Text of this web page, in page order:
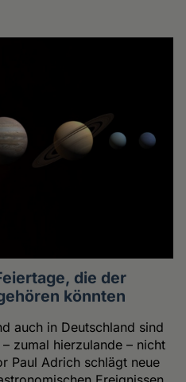
die der
könnten
auch in Deutschland sind
zumal hierzulande – nicht
Paul Adrich schlägt neue